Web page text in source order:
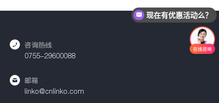
咨询热线
0755-29600088
邮箱
linko@cnlinko.com
现在有优惠活动么？